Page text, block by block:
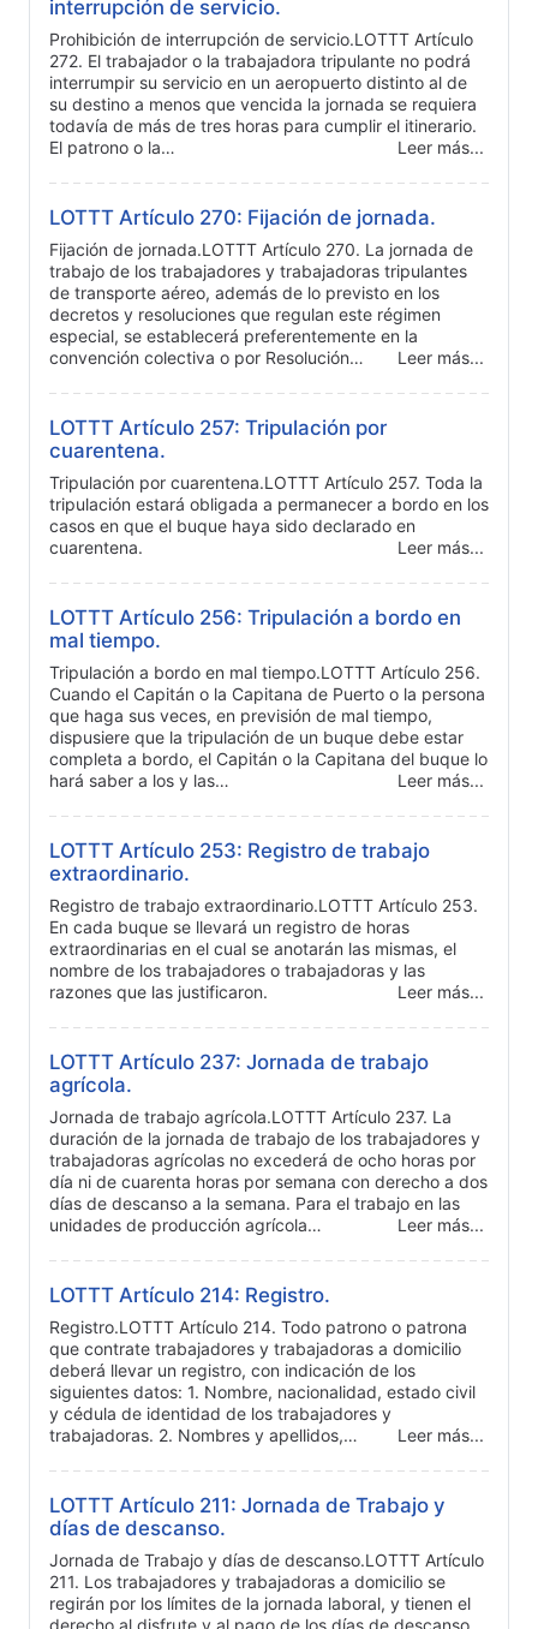
interrupción de servicio.
Prohibición de interrupción de servicio.LOTTT Artículo
272. El trabajador o la trabajadora tripulante no podrá
interrumpir su servicio en un aeropuerto distinto al de
su destino a menos que vencida la jornada se requiera
todavía de más de tres horas para cumplir el itinerario.
El patrono o la…
Leer más...
LOTTT Artículo 270: Fijación de jornada.
Fijación de jornada.LOTTT Artículo 270. La jornada de
trabajo de los trabajadores y trabajadoras tripulantes
de transporte aéreo, además de lo previsto en los
decretos y resoluciones que regulan este régimen
especial, se establecerá preferentemente en la
convención colectiva o por Resolución…
Leer más...
LOTTT Artículo 257: Tripulación por
cuarentena.
Tripulación por cuarentena.LOTTT Artículo 257. Toda la
tripulación estará obligada a permanecer a bordo en los
casos en que el buque haya sido declarado en
cuarentena.
Leer más...
LOTTT Artículo 256: Tripulación a bordo en
mal tiempo.
Tripulación a bordo en mal tiempo.LOTTT Artículo 256.
Cuando el Capitán o la Capitana de Puerto o la persona
que haga sus veces, en previsión de mal tiempo,
dispusiere que la tripulación de un buque debe estar
completa a bordo, el Capitán o la Capitana del buque lo
hará saber a los y las…
Leer más...
LOTTT Artículo 253: Registro de trabajo
extraordinario.
Registro de trabajo extraordinario.LOTTT Artículo 253.
En cada buque se llevará un registro de horas
extraordinarias en el cual se anotarán las mismas, el
nombre de los trabajadores o trabajadoras y las
razones que las justificaron.
Leer más...
LOTTT Artículo 237: Jornada de trabajo
agrícola.
Jornada de trabajo agrícola.LOTTT Artículo 237. La
duración de la jornada de trabajo de los trabajadores y
trabajadoras agrícolas no excederá de ocho horas por
día ni de cuarenta horas por semana con derecho a dos
días de descanso a la semana. Para el trabajo en las
unidades de producción agrícola…
Leer más...
LOTTT Artículo 214: Registro.
Registro.LOTTT Artículo 214. Todo patrono o patrona
que contrate trabajadores y trabajadoras a domicilio
deberá llevar un registro, con indicación de los
siguientes datos: 1. Nombre, nacionalidad, estado civil
y cédula de identidad de los trabajadores y
trabajadoras. 2. Nombres y apellidos,…
Leer más...
LOTTT Artículo 211: Jornada de Trabajo y
días de descanso.
Jornada de Trabajo y días de descanso.LOTTT Artículo
211. Los trabajadores y trabajadoras a domicilio se
regirán por los límites de la jornada laboral, y tienen el
derecho al disfrute y al pago de los días de descanso